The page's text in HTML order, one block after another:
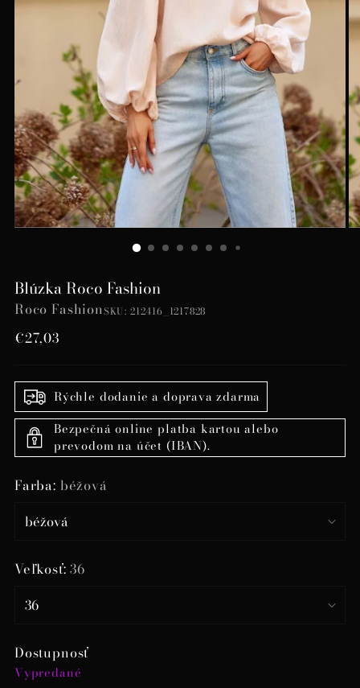
Blúzka Roco Fashion
Roco FashionSKU: 212416_1217828
Bežná
€27,03
Rýchle dodanie a doprava zdarma
Bezpečná online platba kartou alebo
prevodom na účet (IBAN).
Farba: béžová
Veľkosť:36
Dostupnosť
Vypredané